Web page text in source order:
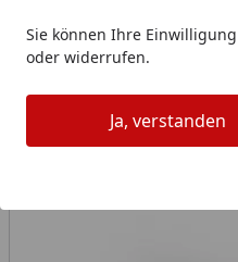
Sie können Ihre
oder widerrufen.
Ja, verstanden